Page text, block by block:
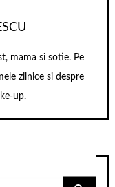
mama si sotie. Pe
zilnice si despre
up.